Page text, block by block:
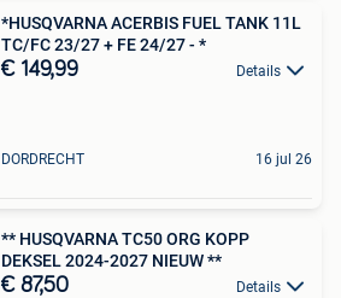
*HUSQVARNA ACERBIS FUEL TANK 11L
TC/FC 23/27 + FE 24/27 - *
€ 149,99 Details
DORDRECHT 16 jul 26
** HUSQVARNA TC50 ORG KOPP
DEKSEL 2024-2027 NIEUW **
€ 87,50 Details